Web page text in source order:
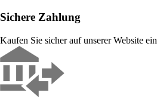
Sichere Zahlung
Kaufen Sie sicher auf unserer Website ein